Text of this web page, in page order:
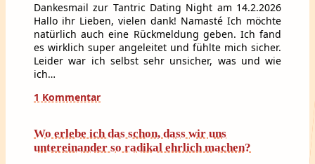
Dankesmail zur Tantric Dating Night am 14.2.2026
Hallo ihr Lieben, vielen dank! Namasté Ich möchte
natürlich auch eine Rückmeldung geben. Ich fand
es wirklich super angeleitet und fühlte mich sicher.
Leider war ich selbst sehr unsicher, was und wie
ich…
1 Kommentar
Wo erlebe ich das schon, dass wir uns
untereinander so radikal ehrlich machen?